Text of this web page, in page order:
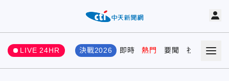
LIVE 24HR 決戰2026 即時 熱門 要聞 社會 娛樂